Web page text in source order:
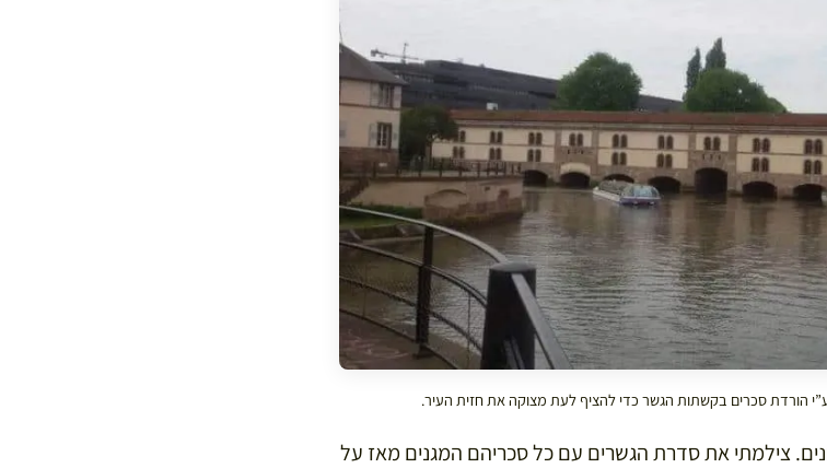
הורדת סכרים בקשתות הגשר כדי להציף לעת מצוקה את חזית העיר.
צילמתי את סדרת הגשרים עם כל סכריהם המגנים מאז על